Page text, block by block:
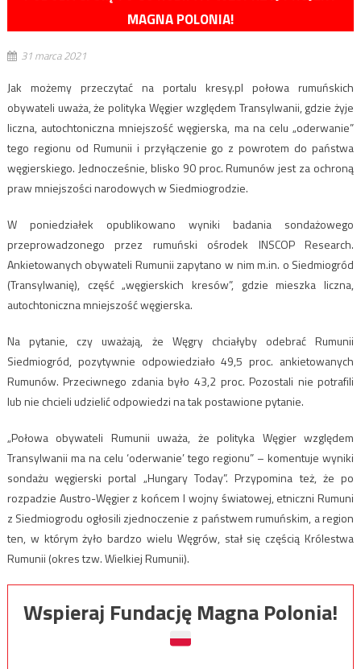
MAGNA POLONIA!
31 marca 2021
Jak możemy przeczytać na portalu kresy.pl połowa rumuńskich
obywateli uważa, że polityka Węgier względem Transylwanii, gdzie żyje
liczna, autochtoniczna mniejszość węgierska, ma na celu „oderwanie”
tego regionu od Rumunii i przyłączenie go z powrotem do państwa
węgierskiego. Jednocześnie, blisko 90 proc. Rumunów jest za ochroną
praw mniejszości narodowych w Siedmiogrodzie.
W poniedziałek opublikowano wyniki badania sondażowego
przeprowadzonego przez rumuński ośrodek INSCOP Research.
Ankietowanych obywateli Rumunii zapytano w nim m.in. o Siedmiogród
(Transylwanię), część „węgierskich kresów”, gdzie mieszka liczna,
autochtoniczna mniejszość węgierska.
Na pytanie, czy uważają, że Węgry chciałyby odebrać Rumunii
Siedmiogród, pozytywnie odpowiedziało 49,5 proc. ankietowanych
Rumunów. Przeciwnego zdania było 43,2 proc. Pozostali nie potrafili
lub nie chcieli udzielić odpowiedzi na tak postawione pytanie.
„Połowa obywateli Rumunii uważa, że polityka Węgier względem
Transylwanii ma na celu ‘oderwanie’ tego regionu” – komentuje wyniki
sondażu węgierski portal „Hungary Today”. Przypomina też, że po
rozpadzie Austro-Węgier z końcem I wojny światowej, etniczni Rumuni
z Siedmiogrodu ogłosili zjednoczenie z państwem rumuńskim, a region
ten, w którym żyło bardzo wielu Węgrów, stał się częścią Królestwa
Rumunii (okres tzw. Wielkiej Rumunii).
Wspieraj Fundację Magna Polonia!